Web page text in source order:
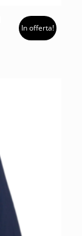
In offerta!